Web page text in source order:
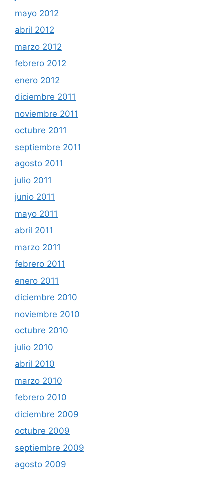
mayo 2012
abril 2012
marzo 2012
febrero 2012
enero 2012
diciembre 2011
noviembre 2011
octubre 2011
septiembre 2011
agosto 2011
julio 2011
junio 2011
mayo 2011
abril 2011
marzo 2011
febrero 2011
enero 2011
diciembre 2010
noviembre 2010
octubre 2010
julio 2010
abril 2010
marzo 2010
febrero 2010
diciembre 2009
octubre 2009
septiembre 2009
agosto 2009